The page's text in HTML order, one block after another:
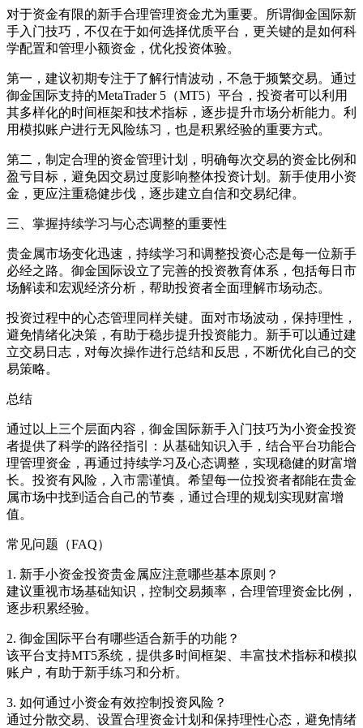
对于资金有限的新手合理管理资金尤为重要。所谓御金国际新
手入门技巧，不仅在于如何选择优质平台，更关键的是如何科
学配置和管理小额资金，优化投资体验。
第一，建议初期专注于了解行情波动，不急于频繁交易。通过
御金国际支持的MetaTrader 5（MT5）平台，投资者可以利用
其多样化的时间框架和技术指标，逐步提升市场分析能力。利
用模拟账户进行无风险练习，也是积累经验的重要方式。
第二，制定合理的资金管理计划，明确每次交易的资金比例和
盈亏目标，避免因交易过度影响整体投资计划。新手使用小资
金，更应注重稳健步伐，逐步建立自信和交易纪律。
三、掌握持续学习与心态调整的重要性
贵金属市场变化迅速，持续学习和调整投资心态是每一位新手
必经之路。御金国际设立了完善的投资教育体系，包括每日市
场解读和宏观经济分析，帮助投资者全面理解市场动态。
投资过程中的心态管理同样关键。面对市场波动，保持理性，
避免情绪化决策，有助于稳步提升投资能力。新手可以通过建
立交易日志，对每次操作进行总结和反思，不断优化自己的交
易策略。
总结
通过以上三个层面内容，御金国际新手入门技巧为小资金投资
者提供了科学的路径指引：从基础知识入手，结合平台功能合
理管理资金，再通过持续学习及心态调整，实现稳健的财富增
长。投资有风险，入市需谨慎。希望每一位投资者都能在贵金
属市场中找到适合自己的节奏，通过合理的规划实现财富增
值。
常见问题（FAQ）
1. 新手小资金投资贵金属应注意哪些基本原则？
建议重视市场基础知识，控制交易频率，合理管理资金比例，
逐步积累经验。
2. 御金国际平台有哪些适合新手的功能？
该平台支持MT5系统，提供多时间框架、丰富技术指标和模拟
账户，有助于新手练习和分析。
3. 如何通过小资金有效控制投资风险？
通过分散交易、设置合理资金计划和保持理性心态，避免情绪